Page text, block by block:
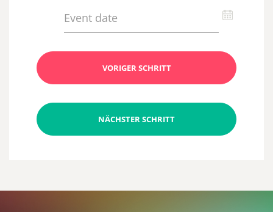
VORIGER SCHRITT
NÄCHSTER SCHRITT